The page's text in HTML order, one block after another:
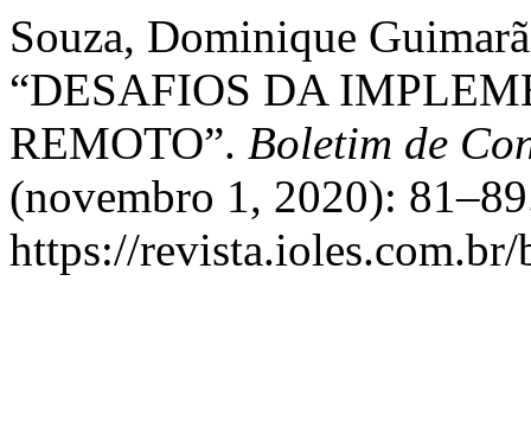
Souza, Dominique
“DESAFIOS DA
REMOTO”. Boletim de
(novembro 1, 2020):
https://